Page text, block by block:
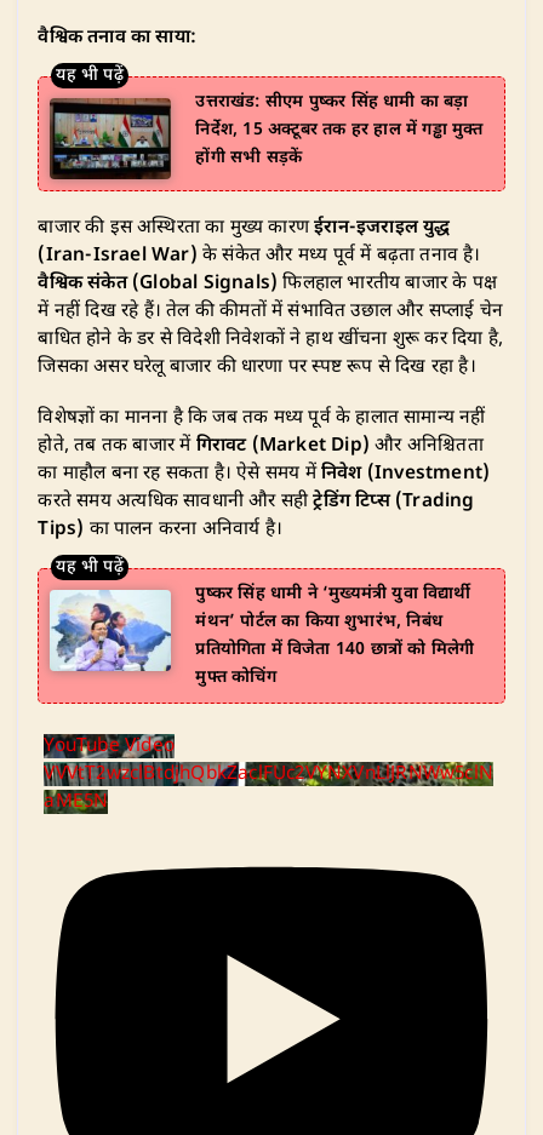
वैश्विक तनाव का साया:
उत्तराखंड: सीएम पुष्कर सिंह धामी का बड़ा
निर्देश, 15 अक्टूबर तक हर हाल में गड्ढा मुक्त
होंगी सभी सड़कें
बाजार की इस अस्थिरता का मुख्य कारणईरान-इजराइल युद्ध
(Iran-Israel War) के संकेत और मध्य पूर्व में बढ़ता तनाव है।
वैश्विक संकेत (Global Signals) फिलहाल भारतीय बाजार के पक्ष
में नहीं दिख रहे हैं। तेल की कीमतों में संभावित उछाल और सप्लाई चेन
बाधित होने के डर से विदेशी निवेशकों ने हाथ खींचना शुरू कर दिया है,
जिसका असर घरेलू बाजार की धारणा पर स्पष्ट रूप से दिख रहा है।
​विशेषज्ञों का मानना है कि जब तक मध्य पूर्व के हालात सामान्य नहीं
होते, तब तक बाजार में गिरावट (Market Dip) और अनिश्चितता
का माहौल बना रह सकता है। ऐसे समय मेंनिवेश (Investment)
करते समय अत्यधिक सावधानी और सहीट्रेडिंग टिप्स (Trading
Tips) का पालन करना अनिवार्य है।
पुष्कर सिंह धामी ने ‘मुख्यमंत्री युवा विद्यार्थी
मंथन’ पोर्टल का किया शुभारंभ, निबंध
प्रतियोगिता में विजेता 140 छात्रों को मिलेगी
मुफ्त कोचिंग
YouTube Video
VVVtT2wzclBtdjhQbkZaclFUc2VYNXVnLlJRNWw5clN
aME5N